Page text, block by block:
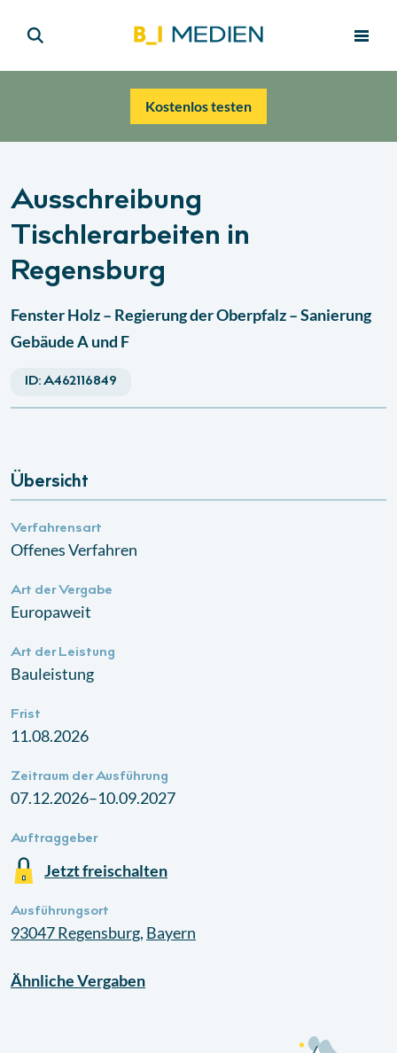
Kostenlos testen
Ausschreibung
Tischlerarbeiten in
Regensburg
Fenster Holz – Regierung der Oberpfalz – Sanierung
Gebäude A und F
ID:A462116849
Übersicht
Verfahrensart
Offenes Verfahren
Art der Vergabe
Europaweit
Art der Leistung
Bauleistung
Frist
11.08.2026
Zeitraum der Ausführung
07.12.2026–10.09.2027
Auftraggeber
Jetzt freischalten
Ausführungsort
93047Regensburg, Bayern
ÄhnlicheVergaben